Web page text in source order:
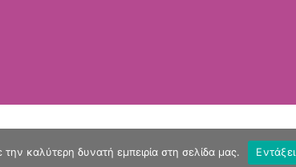
καλύτερη δυνατή εμπειρία στη σελίδα μας.
Εντάξει